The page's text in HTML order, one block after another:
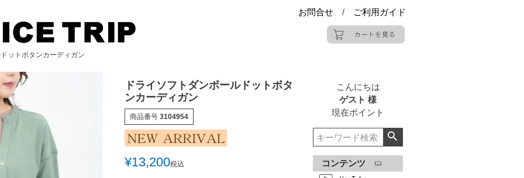
お問合せ / ご利用ガイド
ットボタンカーディガン
ドライソフトダンボールドットボタ
ンカーディガン
商品番号 3104954
¥13,200税込
こんにちは
ゲスト 様
現在ポイント
コンテンツ